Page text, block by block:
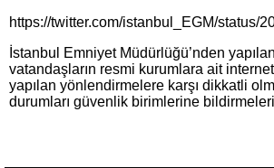
https://twitter.com/istanbul_EGM/status/
İstanbul Emniyet Müdürlüğü’nden
vatandaşların resmi kurumlara ait internet
yapılan yönlendirmelere karşı dikkatli
durumları güvenlik birimlerine